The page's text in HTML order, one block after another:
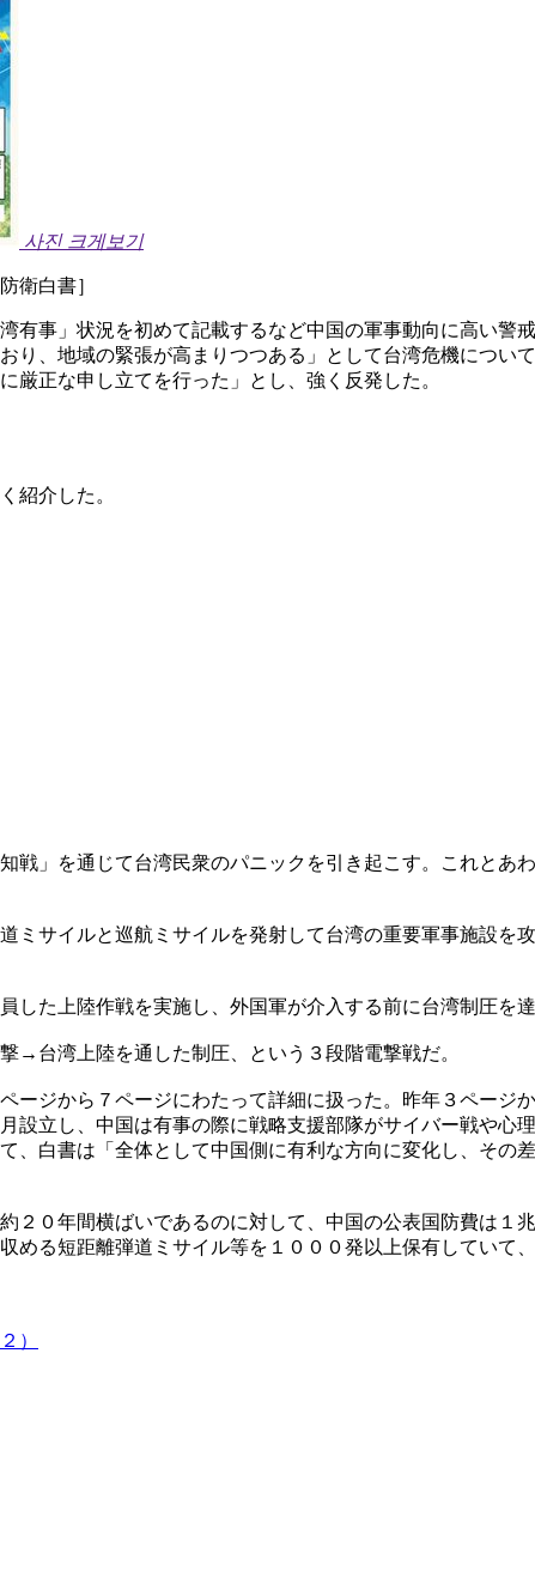
사진 크게보기
衛白書］
事」状況を初めて記載するなど中国の軍事動向に高い警
り、地域の緊張が高まりつつある」として台湾危機につい
正な申し立てを行った」とし、強く反発した。
紹介した。
」を通じて台湾民衆のパニックを引き起こす。これとあ
サイルと巡航ミサイルを発射して台湾の重要軍事施設を
た上陸作戦を実施し、外国軍が介入する前に台湾制圧を達
→台湾上陸を通した制圧、という３段階電撃戦だ。
ジから７ページにわたって詳細に扱った。昨年３ページ
立し、中国は有事の際に戦略支援部隊がサイバー戦や心
白書は「全体として中国側に有利な方向に変化し、その
０年間横ばいであるのに対して、中国の公表国防費は１
る短距離弾道ミサイル等を１０００発以上保有していて
）